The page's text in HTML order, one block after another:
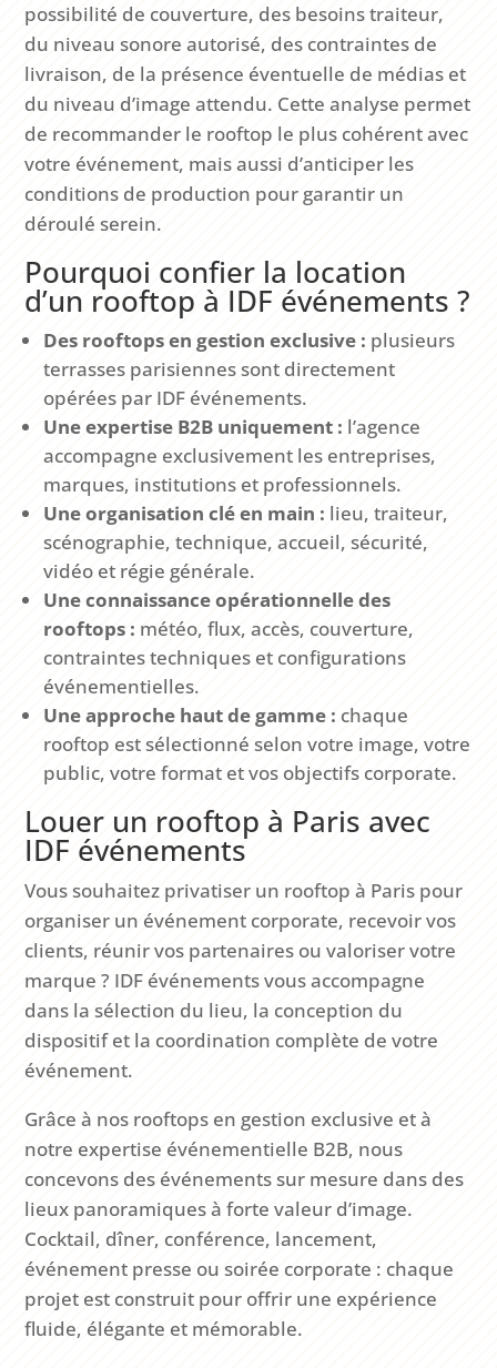
possibilité de couverture, des besoins traiteur,
du niveau sonore autorisé, des contraintes de
livraison, de la présence éventuelle de médias et
du niveau d’image attendu. Cette analyse permet
de recommander le rooftop le plus cohérent avec
votre événement, mais aussi d’anticiper les
conditions de production pour garantir un
déroulé serein.
Pourquoi confier la location
d’un rooftop à IDF événements ?
Des rooftops en gestion exclusive : plusieurs
terrasses parisiennes sont directement
opérées par IDF événements.
Une expertise B2B uniquement : l’agence
accompagne exclusivement les entreprises,
marques, institutions et professionnels.
Une organisation clé en main : lieu, traiteur,
scénographie, technique, accueil, sécurité,
vidéo et régie générale.
Une connaissance opérationnelle des
rooftops : météo, flux, accès, couverture,
contraintes techniques et configurations
événementielles.
Une approche haut de gamme : chaque
rooftop est sélectionné selon votre image, votre
public, votre format et vos objectifs corporate.
Louer un rooftop à Paris avec
IDF événements
Vous souhaitez privatiser un rooftop à Paris pour
organiser un événement corporate, recevoir vos
clients, réunir vos partenaires ou valoriser votre
marque ? IDF événements vous accompagne
dans la sélection du lieu, la conception du
dispositif et la coordination complète de votre
événement.
Grâce à nos rooftops en gestion exclusive et à
notre expertise événementielle B2B, nous
concevons des événements sur mesure dans des
lieux panoramiques à forte valeur d’image.
Cocktail, dîner, conférence, lancement,
événement presse ou soirée corporate : chaque
projet est construit pour offrir une expérience
fluide, élégante et mémorable.